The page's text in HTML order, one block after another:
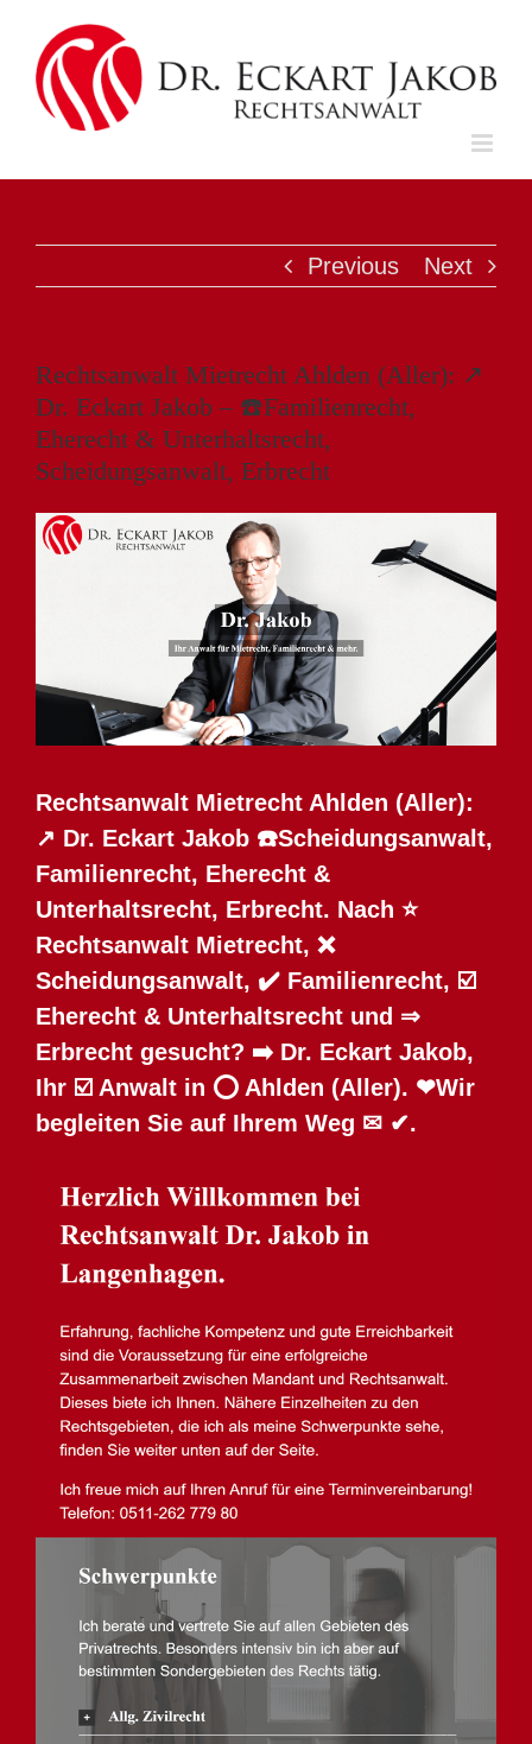
content
Previous Next
Rechtsanwalt Mietrecht Ahlden (Aller): ↗️
Dr. Eckart Jakob – ☎️Familienrecht,
Eherecht & Unterhaltsrecht,
Scheidungsanwalt, Erbrecht
Rechtsanwalt Mietrecht Ahlden (Aller):
↗️ Dr. Eckart Jakob ☎️Scheidungsanwalt,
Familienrecht, Eherecht &
Unterhaltsrecht, Erbrecht. Nach ⭐
Rechtsanwalt Mietrecht, ❌
Scheidungsanwalt, ✔️ Familienrecht, ☑️
Eherecht & Unterhaltsrecht und ⇒
Erbrecht gesucht? ➡️ Dr. Eckart Jakob,
Ihr ☑️ Anwalt in ⭕ Ahlden (Aller). ❤Wir
begleiten Sie auf Ihrem Weg ✉ ✔.